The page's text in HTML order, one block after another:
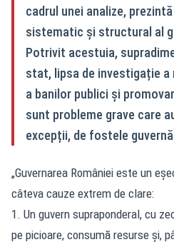
cadrul unei analize,
sistematic și structural al
Potrivit acestuia,
stat, lipsa de investigație
a banilor publici și
sunt probleme grave care
excepții, de fostele
„Guvernarea României este un
câteva cauze extrem de clare:
1. Un guvern supraponderal, cu
pe picioare, consumă resurse și,